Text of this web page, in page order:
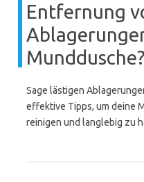
Entfernung
Munddusche?
Sage lästigen
effektive Tipps, um deine
reinigen und langlebig zu